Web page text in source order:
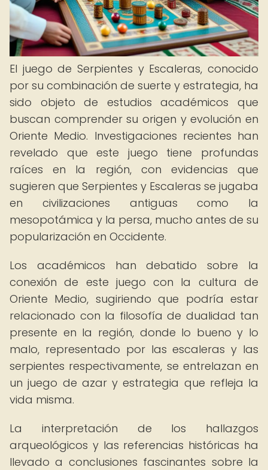
El juego de Serpientes y Escaleras, conocido
por su combinación de suerte y estrategia, ha
sido objeto de estudios académicos que
buscan comprender su origen y evolución en
Oriente Medio. Investigaciones recientes han
revelado que este juego tiene profundas
raíces en la región, con evidencias que
sugieren que Serpientes y Escaleras se jugaba
en civilizaciones antiguas como la
mesopotámica y la persa, mucho antes de su
popularización en Occidente.
Los académicos han debatido sobre la
conexión de este juego con la cultura de
Oriente Medio, sugiriendo que podría estar
relacionado con la filosofía de dualidad tan
presente en la región, donde lo bueno y lo
malo, representado por las escaleras y las
serpientes respectivamente, se entrelazan en
un juego de azar y estrategia que refleja la
vida misma.
La interpretación de los hallazgos
arqueológicos y las referencias históricas ha
llevado a conclusiones fascinantes sobre la